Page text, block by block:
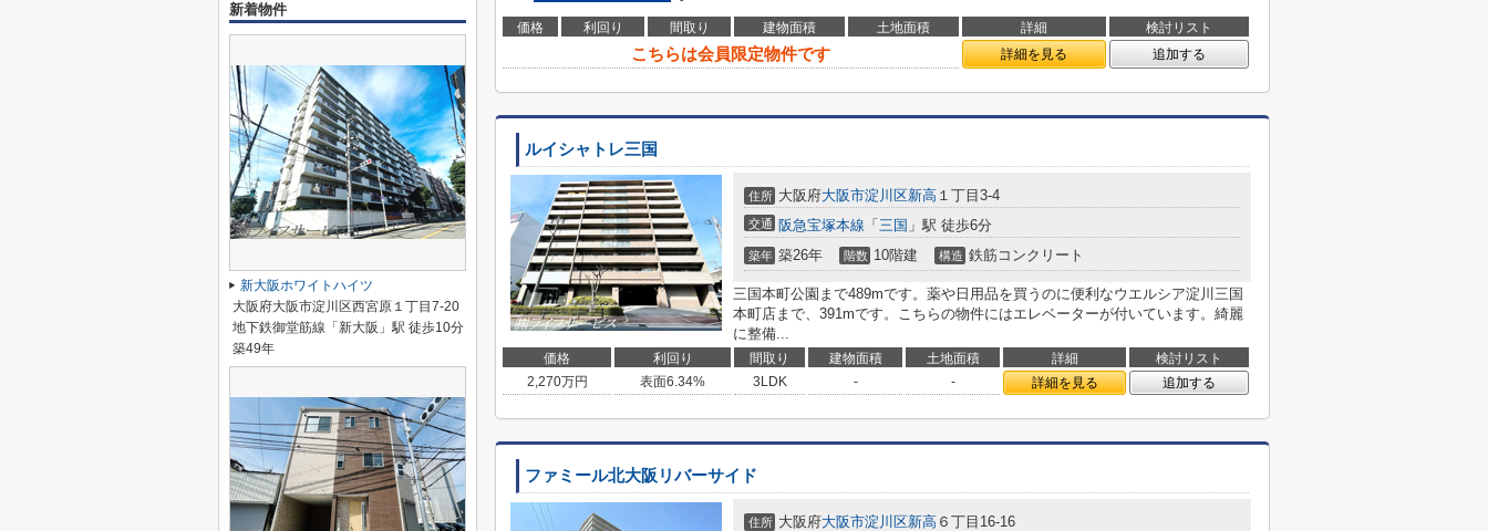
価格 利回り 間取り 建物面積 土地面積 詳細 検討リスト
こちらは会員限定物件です 詳細を見る 追加する
ルイシャトレ三国
住所 大阪府大阪市淀川区新高 １丁目3-4
交通 阪急宝塚本線 「 三国 」駅 徒歩6分
築年 築26年 階数 10階建 構造 鉄筋コンクリート
三国本町公園まで489mです。薬や日用品を買うのに便利なウエルシア淀川三国
本町店まで、391mです。こちらの物件にはエレベーターが付いています。綺麗
に整備...
価格 利回り 間取り 建物面積 土地面積 詳細
検討リスト
2,270万円 表面6.34% 3LDK - - 詳細を見る 追加する
ファミール北大阪リバーサイド
住所 大阪府大阪市淀川区新高 ６丁目16-16
新着物件
新大阪ホワイトハイツ
大阪府大阪市淀川区西宮原１丁目7-20
地下鉄御堂筋線「新大阪」駅 徒歩10分
築49年